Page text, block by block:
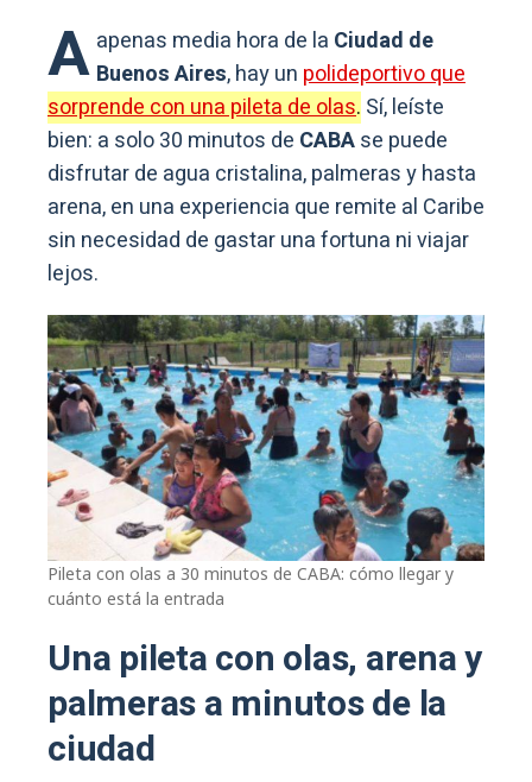
A apenas media hora de la Ciudad de
Buenos Aires, hay un polideportivo que
sorprende con una pileta de olas. Sí, leíste
bien: a solo 30 minutos de CABAse puede
disfrutar de agua cristalina, palmeras y hasta
arena, en una experiencia que remite al Caribe
sin necesidad de gastar una fortuna ni viajar
lejos.
Pileta con olas a 30 minutos de CABA: cómo llegar y
cuánto está la entrada
Una pileta con olas, arena y
palmeras a minutos de la
ciudad